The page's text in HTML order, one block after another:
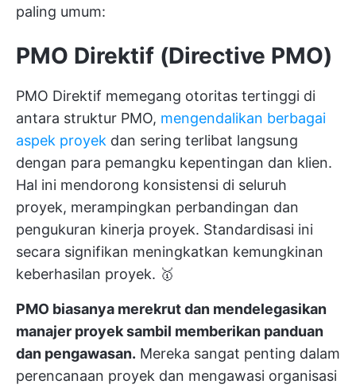
paling umum:
PMO Direktif (Directive PMO)
PMO Direktif memegang otoritas tertinggi di
antara struktur PMO, mengendalikan berbagai
aspek proyek dan sering terlibat langsung
dengan para pemangku kepentingan dan klien.
Hal ini mendorong konsistensi di seluruh
proyek, merampingkan perbandingan dan
pengukuran kinerja proyek. Standardisasi ini
secara signifikan meningkatkan kemungkinan
keberhasilan proyek. 🥇
PMO biasanya merekrut dan mendelegasikan
manajer proyek sambil memberikan panduan
dan pengawasan. Mereka sangat penting dalam
perencanaan proyek dan mengawasi organisasi